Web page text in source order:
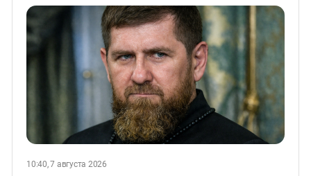
10:40, 7 августа 2026